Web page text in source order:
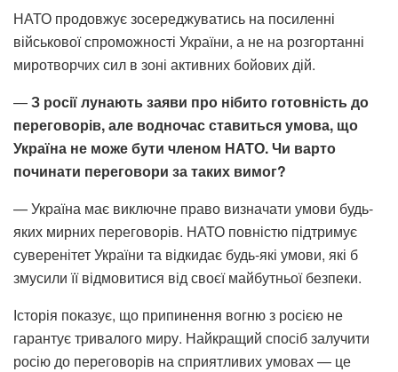
НАТО продовжує зосереджуватись на посиленні
військової спроможності України, а не на розгортанні
миротворчих сил в зоні активних бойових дій.
—З росії лунають заяви про нібито готовність до
переговорів, але водночас ставиться умова, що
Україна не може бути членом НАТО. Чи варто
починати переговори за таких вимог?
— Україна має виключне право визначати умови будь-
яких мирних переговорів. НАТО повністю підтримує
суверенітет України та відкидає будь-які умови, які б
змусили її відмовитися від своєї майбутньої безпеки.
Історія показує, що припинення вогню з росією не
гарантує тривалого миру. Найкращий спосіб залучити
росію до переговорів на сприятливих умовах — це